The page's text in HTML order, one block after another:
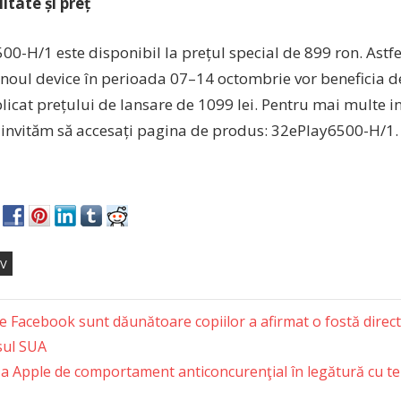
H/1 este disponibil la prețul special de 899 ron.
device în perioada 07–14 octombrie vor beneficia
prețului de lansare de 1099 lei. Pentru mai multe
invităm să accesați pagina de produs: 32ePlay6500-H/1.
Facebook sunt dăunătoare copiilor a afirmat o fostă
SUA
Apple de comportament anticoncurenţial în legătură cu